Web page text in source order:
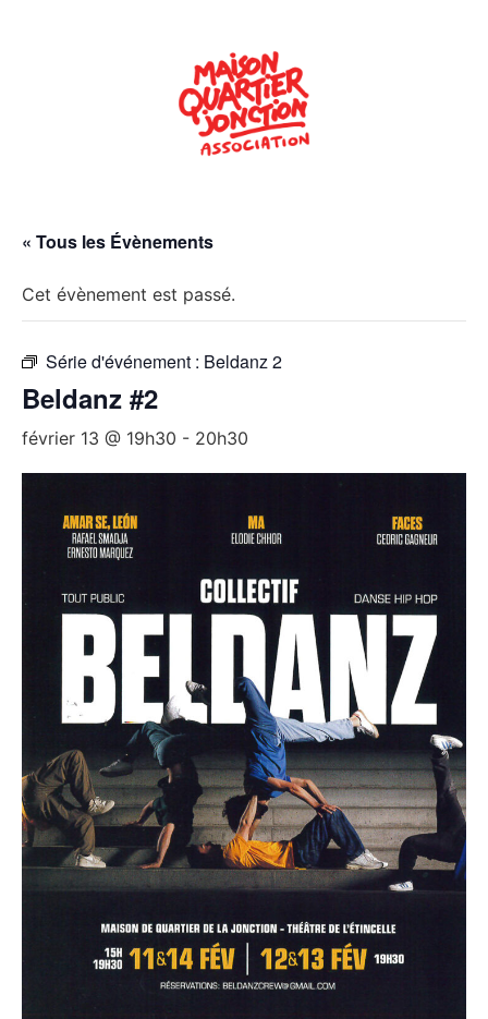
« Tous les Évènements
Cet évènement est passé.
Série d'événement : Beldanz 2
Beldanz #2
février 13 @ 19h30 - 20h30